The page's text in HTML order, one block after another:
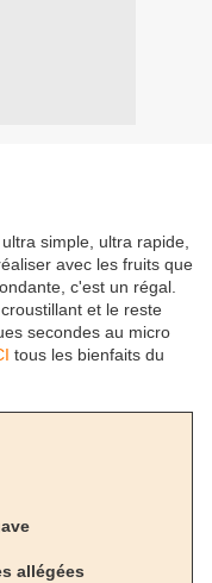
simple, ultra rapide,
avec les fruits que
c'est un régal.
et le reste
secondes au micro
tous les bienfaits du
allégées